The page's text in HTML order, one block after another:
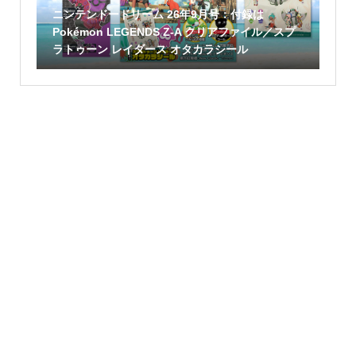
ニンテンドードリーム 26年9月号：付録は
Pokémon LEGENDS Z-A クリアファイル／スプ
ラトゥーン レイダース オタカラシール